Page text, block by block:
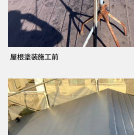
屋根塗装施工前